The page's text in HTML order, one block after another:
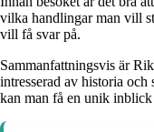
vilka handlingar man vill
vill få svar på.
Sammanfattningsvis är
intresserad av historia
kan man få en unik